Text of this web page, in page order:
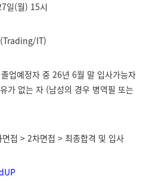
일(월) 15시
(Trading/IT)
업예정자 중 26년 6월 말 입사가능자
가 없는 자 (남성의 경우 병역필 또는
접 > 2차면접 > 최종합격 및 입사